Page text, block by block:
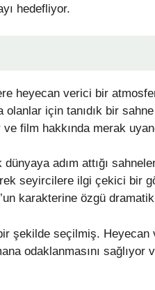
hedefliyor.
heyecan verici bir
olanlar için tanıdık bir
film hakkında merak
dünyaya adım attığı
seyircilere ilgi çekici bir
karakterine özgü
şekilde seçilmiş. Heyecan
odaklanmasını sağlıyor